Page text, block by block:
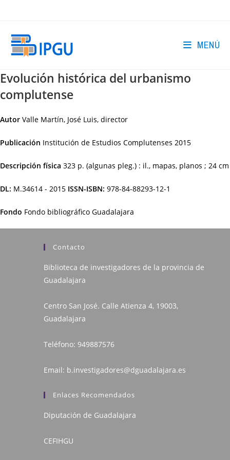
MENÚ
Evolución histórica del urbanismo
complutense
Autor Valle Martín, José Luis, director
Publicación Institución de Estudios Complutenses 2015
Descripción física 323 p. (algunas pleg.) : il., mapas, planos ; 24 cm
DL: M.34614 - 2015 ISSN-ISBN: 978-84-88293-12-1
Fondo Fondo bibliográfico Guadalajara
Contacto
Biblioteca de investigadores de la provincia de
Guadalajara
Centro San José. Calle Atienza 4, 19003,
Guadalajara
Teléfono: 949887576
Email: b.investigadores@dguadalajara.es
Enlaces Recomendados
Diputación de Guadalajara
CEFIHGU